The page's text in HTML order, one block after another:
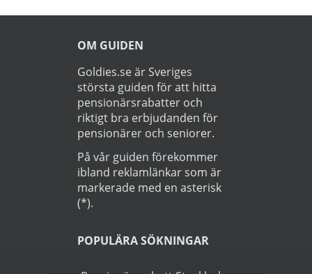
OM GUIDEN
Goldies.se är Sveriges
största guiden för att hitta
pensionärsrabatter och
riktigt bra erbjudanden för
pensionärer och seniorer.
På vår guiden förekommer
ibland reklamlänkar som är
markerade med en asterisk
(*).
POPULÄRA SÖKNINGAR